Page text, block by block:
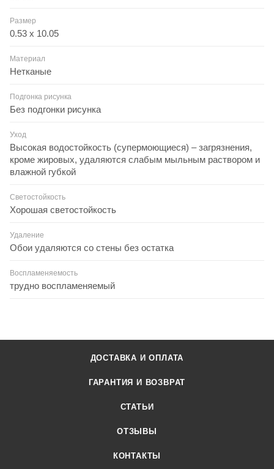
Размер
0.53 x 10.05
Материал
Нетканые
Подгонка рисунка
Без подгонки рисунка
Уход
Высокая водостойкость (супермоющиеся) – загрязнения,
кроме жировых, удаляются слабым мыльным раствором и
влажной губкой
Светостойкость
Хорошая светостойкость
Удаление
Обои удаляются со стены без остатка
Воспламеняемость
трудно воспламеняемый
ДОСТАВКА И ОПЛАТА
ГАРАНТИЯ И ВОЗВРАТ
СТАТЬИ
ОТЗЫВЫ
КОНТАКТЫ